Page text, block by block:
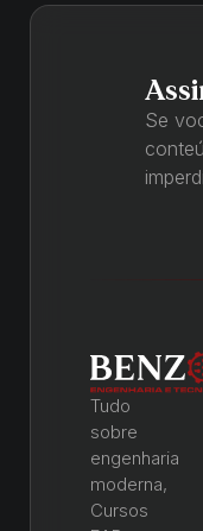
Se
Tudo
sobre
engenharia
moderna,
Cursos